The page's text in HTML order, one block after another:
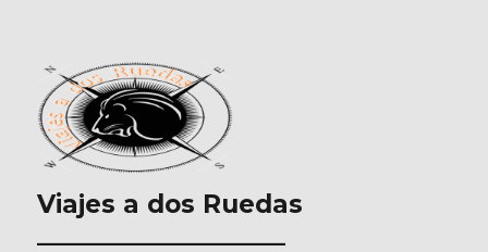
Viajes a dos Ruedas
___________________